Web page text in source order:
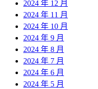
2024 年 12 月
2024 年 11 月
2024 年 10 月
2024 年 9 月
2024 年 8 月
2024 年 7 月
2024 年 6 月
2024 年 5 月